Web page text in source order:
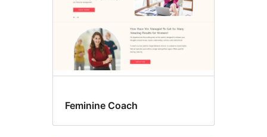
Feminine Coach